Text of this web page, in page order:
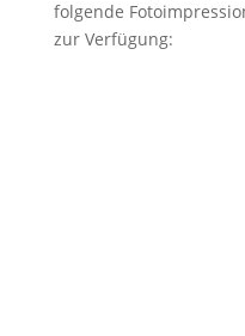
folgende
zur Verfügung: